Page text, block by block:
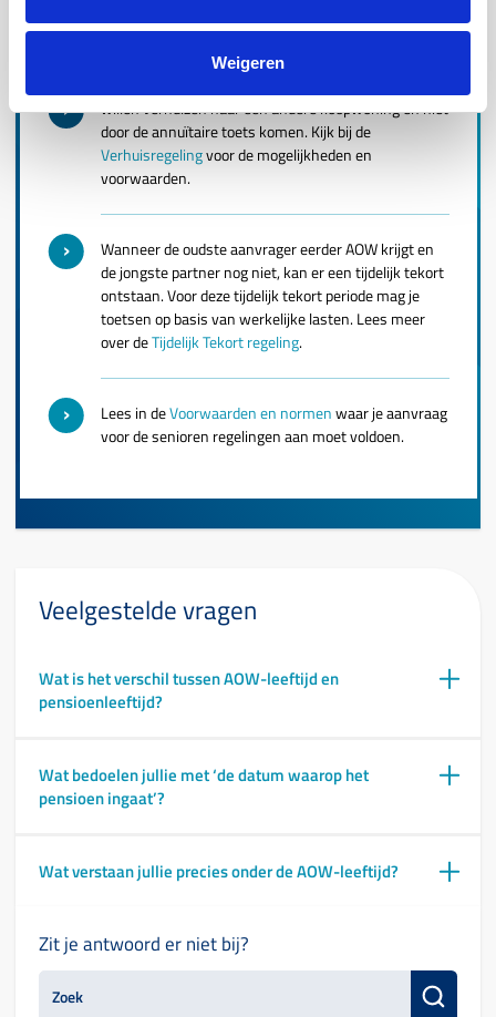
Weigeren
financieringsmogelijkheden. NHG heeft in 2 specifieke
willen verhuizen naar een andere koopwoning en niet
door de annuïtaire toets komen. Kijk bij de
Verhuisregelingvoor de mogelijkheden en
voorwaarden.
Wanneer de oudste aanvrager eerder AOW krijgt en
de jongste partner nog niet, kan er een tijdelijk tekort
ontstaan. Voor deze tijdelijk tekort periode mag je
toetsen op basis van werkelijke lasten. Lees meer
over deTijdelijk Tekort regeling.
Lees in deVoorwaarden en normenwaar je aanvraag
voor de senioren regelingen aan moet voldoen.
Veelgestelde vragen
Wat is het verschil tussen AOW-leeftijd en
pensioenleeftijd?
Wat bedoelen jullie met ‘de datum waarop het
pensioen ingaat’?
Wat verstaan jullie precies onder de AOW-leeftijd?
Zit je antwoord er niet bij?